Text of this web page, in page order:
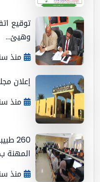
توقيع اتفاقية
وهيئ...
منذ سنة
إعلان مجلس
منذ سنة
260 طبيبا
المهنة ب...
منذ سنة